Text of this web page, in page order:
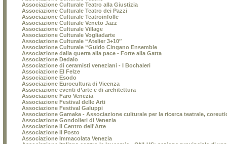
Associazione Culturale Teatro alla Giustizia
Associazione Culturale Teatro dei Pazzi
Associazione Culturale Teatroinfolle
Associazione Culturale Veneto Jazz
Associazione Culturale Village
Associazione Culturale Vogliadarte
Associazione Culturale “Atelier 3+10″
Associazione Culturale “Guido Cingano Ensemble
Associazione dalla guerra alla pace - Forte alla Gatta
Associazione Dedalo
Associazione di ceramisti veneziani - I Bochaleri
Associazione El Felze
Associazione Esodo
Associazione Eurocultura di Vicenza
Associazione eventi d’arte e di architettura
Associazione Faro Venezia
Associazione Festival delle Arti
Associazione Festival Galuppi
Associazione Gamaka - Associazione culturale per la ricerca teatrale,
Associazione Gondolieri di Venezia
Associazione Il Centro dell'Arte
Associazione Il Posto
Associazione Immacolata Venezia